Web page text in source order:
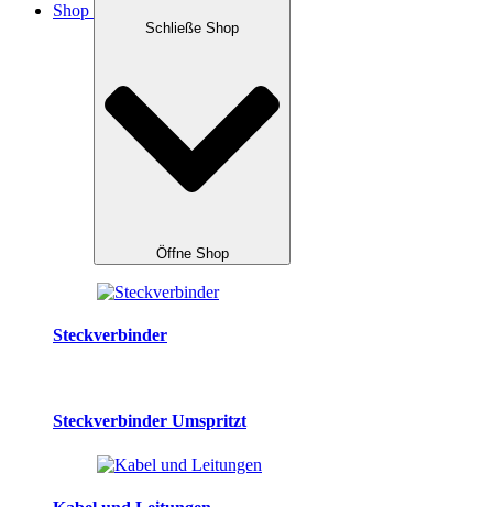
Shop
Schließe Shop
Öffne Shop
Steckverbinder
Steckverbinder Umspritzt